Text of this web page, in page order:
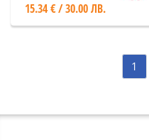
15.34 € / 30.00 ЛВ.
1